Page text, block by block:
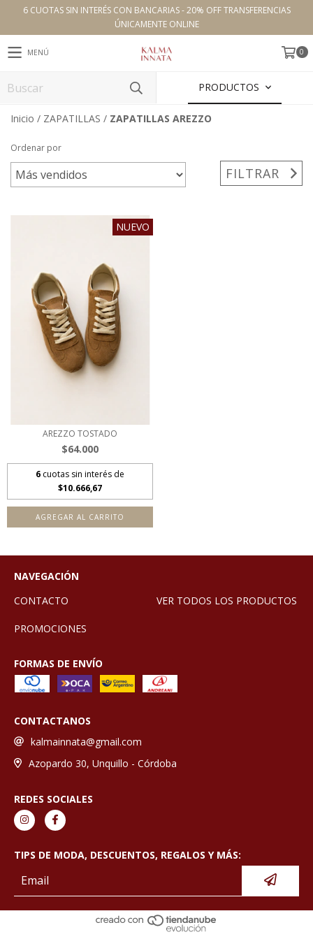
6 CUOTAS SIN INTERÉS CON BANCARIAS - 20% OFF TRANSFERENCIAS
ÚNICAMENTE ONLINE
MENÚ 0
PRODUCTOS
Inicio / ZAPATILLAS / ZAPATILLAS AREZZO
Ordenar por
FILTRAR
NUEVO
AREZZO TOSTADO
$64.000
6 cuotas sin interés de
$10.666,67
AGREGAR AL CARRITO
NAVEGACIÓN
CONTACTO
VER TODOS LOS PRODUCTOS
PROMOCIONES
FORMAS DE ENVÍO
CONTACTANOS
kalmainnata@gmail.com
Azopardo 30, Unquillo - Córdoba
REDES SOCIALES
TIPS DE MODA, DESCUENTOS, REGALOS Y MÁS: